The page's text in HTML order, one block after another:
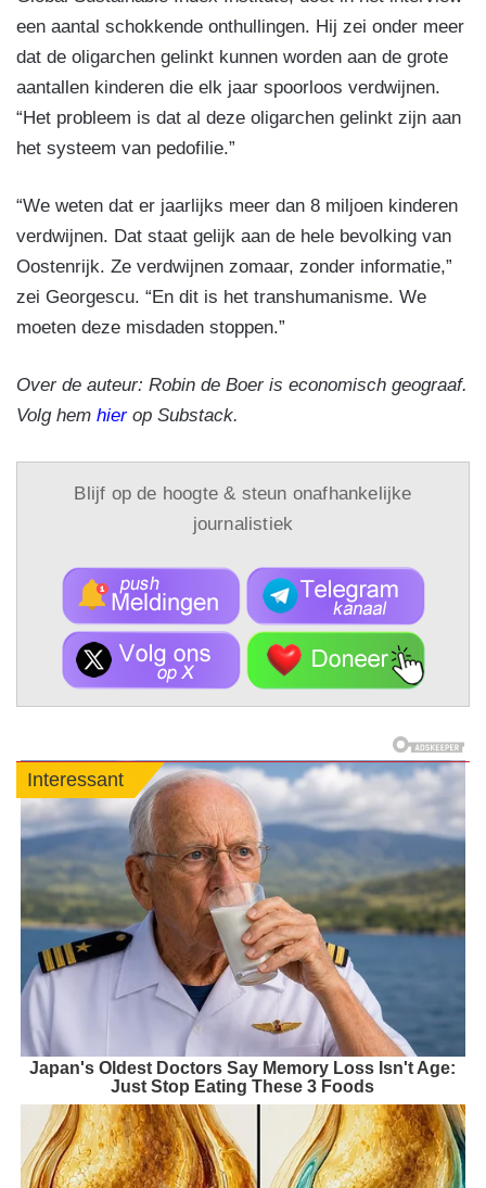
een aantal schokkende onthullingen. Hij zei onder meer
dat de oligarchen gelinkt kunnen worden aan de grote
aantallen kinderen die elk jaar spoorloos verdwijnen.
“Het probleem is dat al deze oligarchen gelinkt zijn aan
het systeem van pedofilie.”
“We weten dat er jaarlijks meer dan 8 miljoen kinderen
verdwijnen. Dat staat gelijk aan de hele bevolking van
Oostenrijk. Ze verdwijnen zomaar, zonder informatie,”
zei Georgescu. “En dit is het transhumanisme. We
moeten deze misdaden stoppen.”
Over de auteur: Robin de Boer is economisch geograaf.
Volg hem hierop Substack.
Blijf op de hoogte & steun onafhankelijke
journalistiek
Interessant
Japan's Oldest Doctors Say Memory Loss Isn't Age:
Just Stop Eating These 3 Foods